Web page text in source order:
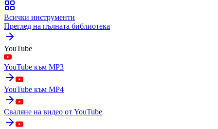
Всички инструменти
Преглед на пълната библиотека
YouTube
YouTube към MP3
YouTube към MP4
Сваляне на видео от YouTube